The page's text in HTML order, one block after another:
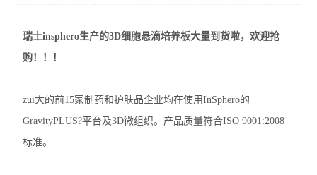
Bovogen胎牛血清等动物源产品
nanomyp纳米类材料
瑞士insphero生产的3D细胞悬滴培养板大量到货啦，欢迎抢
购！！！
zui大的前15家制药和护肤品企业均在使用InSphero的
GravityPLUS?平台及3D微组织。产品质量符合ISO 9001:2008
标准。